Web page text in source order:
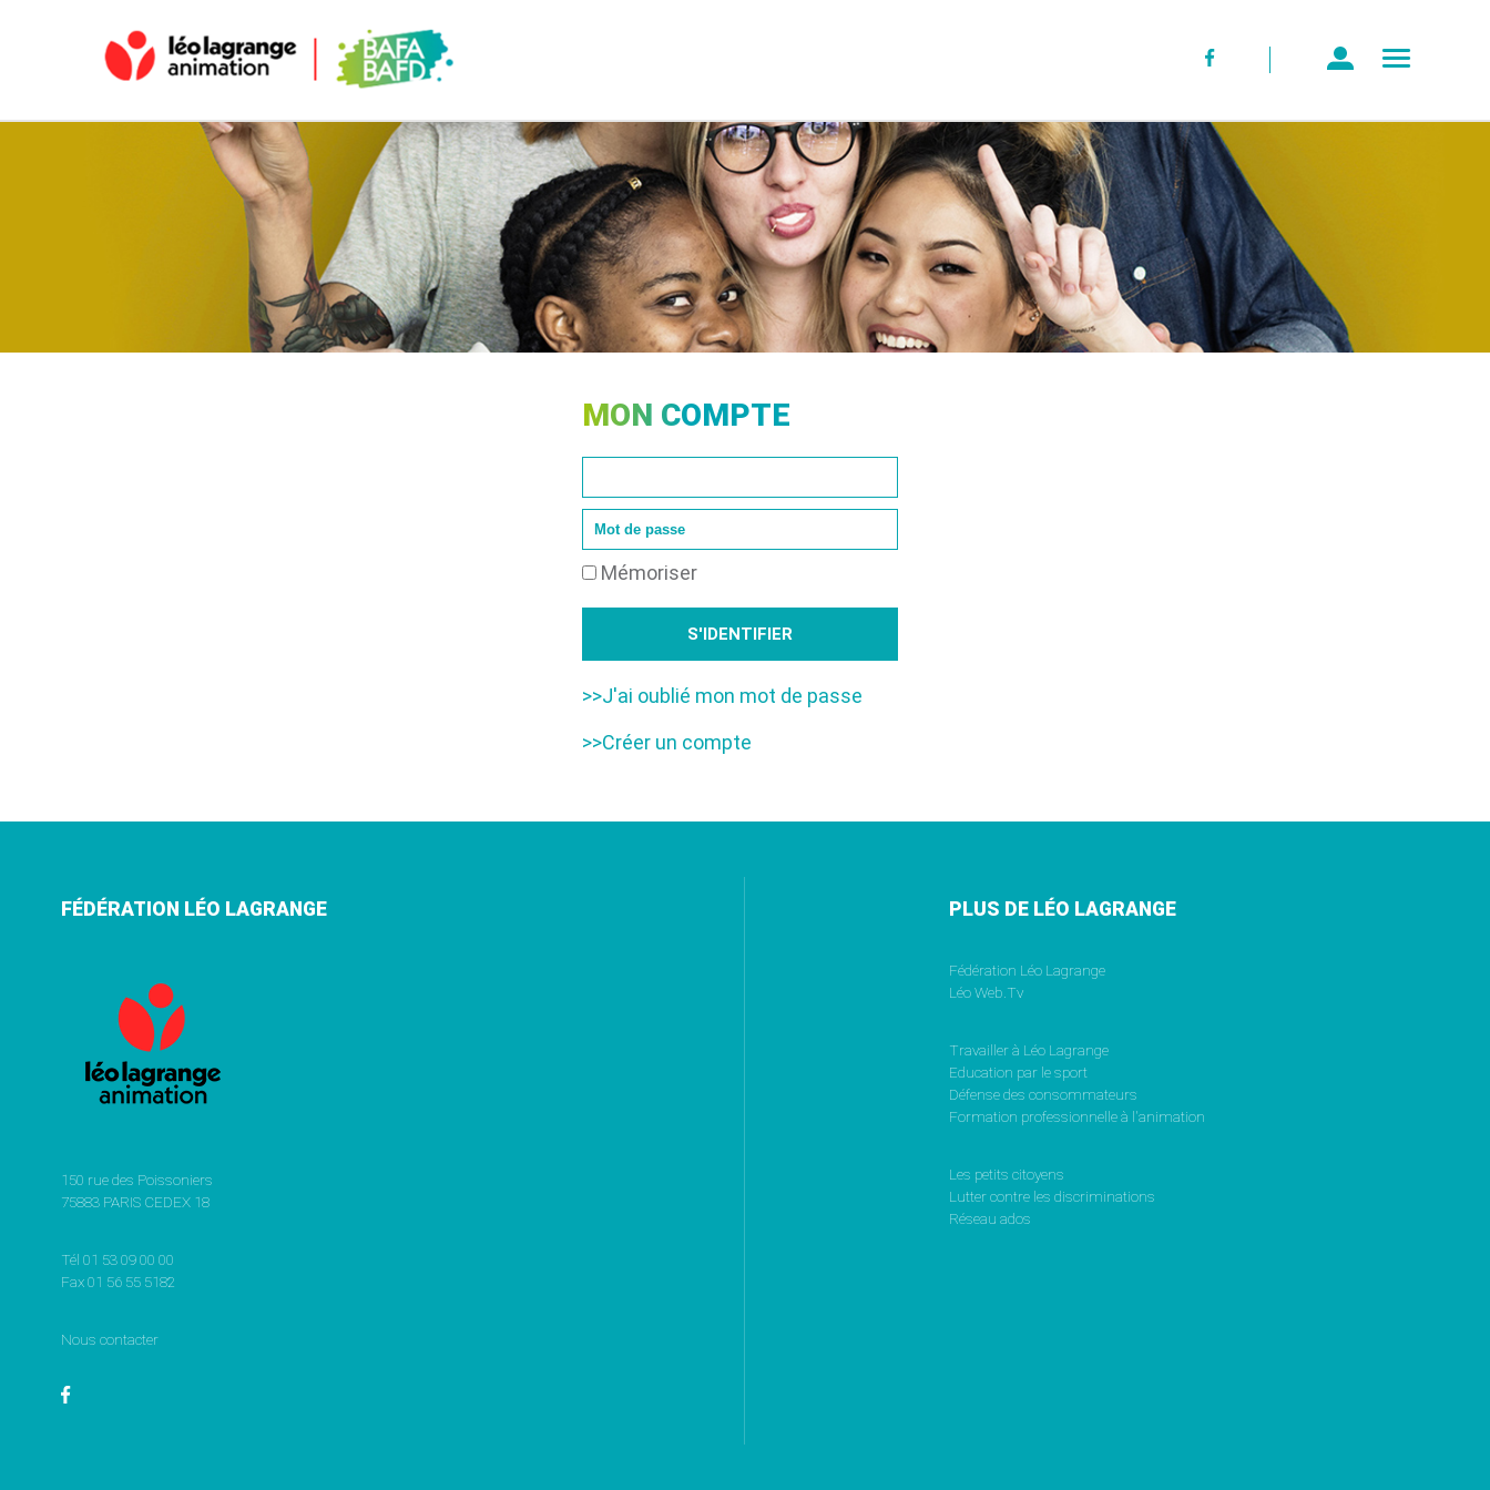
MON COMPTE
Mémoriser
>>J'ai oublié mon mot de passe
>>Créer un compte
FÉDÉRATION LÉO LAGRANGE
150 rue des Poissoniers
75883 PARIS CEDEX 18
Tél 01 53 09 00 00
Fax 01 56 55 5182
Nous contacter
PLUS DE LÉO LAGRANGE
Fédération Léo Lagrange
Léo Web.Tv
Travailler à Léo Lagrange
Education par le sport
Défense des consommateurs
Formation professionnelle à l'animation
Les petits citoyens
Lutter contre les discriminations
Réseau ados